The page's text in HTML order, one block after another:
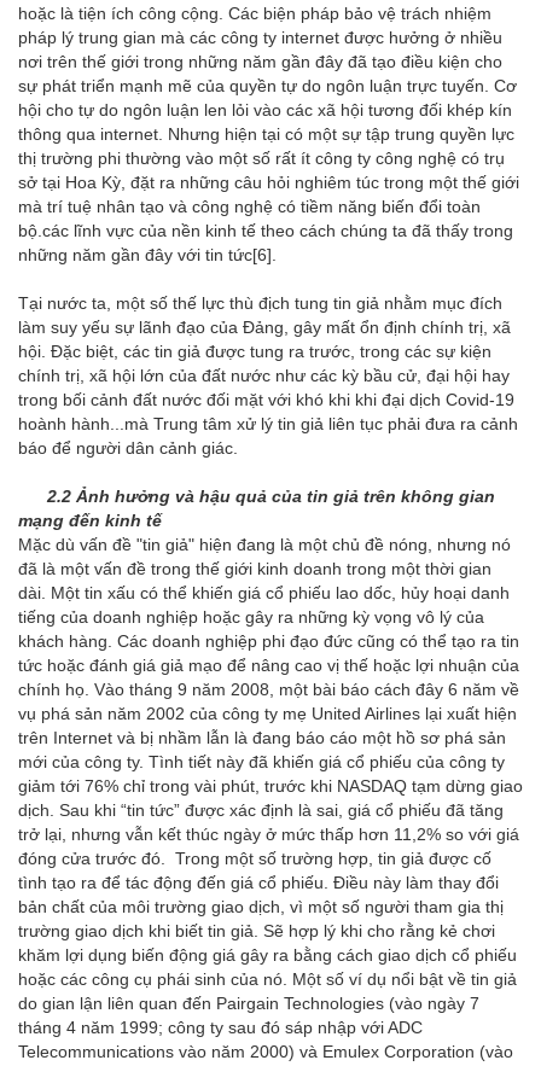
hoặc là tiện ích công cộng. Các biện pháp bảo vệ trách nhiệm
pháp lý trung gian mà các công ty internet được hưởng ở nhiều
nơi trên thế giới trong những năm gần đây đã tạo điều kiện cho
sự phát triển mạnh mẽ của quyền tự do ngôn luận trực tuyến. Cơ
hội cho tự do ngôn luận len lỏi vào các xã hội tương đối khép kín
thông qua internet. Nhưng hiện tại có một sự tập trung quyền lực
thị trường phi thường vào một số rất ít công ty công nghệ có trụ
sở tại Hoa Kỳ, đặt ra những câu hỏi nghiêm túc trong một thế giới
mà trí tuệ nhân tạo và công nghệ có tiềm năng biến đổi toàn
bộ.các lĩnh vực của nền kinh tế theo cách chúng ta đã thấy trong
những năm gần đây với tin tức[6]
Tại nước ta, một số thế lực thù địch tung tin giả nhằm mục đích
làm suy yếu sự lãnh đạo của Đảng, gây mất ổn định chính trị, xã
hội. Đặc biệt, các tin giả được tung ra trước, trong các sự kiện
chính trị, xã hội lớn của đất nước như các kỳ bầu cử, đại hội hay
trong bối cảnh đất nước đối mặt với khó khi khi đại dịch Covid-19
hoành hành...mà Trung tâm xử lý tin giả liên tục phải đưa ra cảnh
báo để người dân cảnh giác.
2.2 Ảnh hưởng và hậu quả của tin giả trên không gian
mạng đến kinh tế
Mặc dù vấn đề "tin giả" hiện đang là một chủ đề nóng, nhưng nó
đã là một vấn đề trong thế giới kinh doanh trong một thời gian
dài. Một tin xấu có thể khiến giá cổ phiếu lao dốc, hủy hoại danh
tiếng của doanh nghiệp hoặc gây ra những kỳ vọng vô lý của
khách hàng. Các doanh nghiệp phi đạo đức cũng có thể tạo ra tin
tức hoặc đánh giá giả mạo để nâng cao vị thế hoặc lợi nhuận của
chính họ. Vào tháng 9 năm 2008, một bài báo cách đây 6 năm về
vụ phá sản năm 2002 của công ty mẹ United Airlines lại xuất hiện
trên Internet và bị nhầm lẫn là đang báo cáo một hồ sơ phá sản
mới của công ty. Tình tiết này đã khiến giá cổ phiếu của công ty
giảm tới 76% chỉ trong vài phút, trước khi NASDAQ tạm dừng giao
dịch. Sau khi “tin tức” được xác định là sai, giá cổ phiếu đã tăng
trở lại, nhưng vẫn kết thúc ngày ở mức thấp hơn 11,2% so với giá
đóng cửa trước đó. Trong một số trường hợp, tin giả được cố
tình tạo ra để tác động đến giá cổ phiếu. Điều này làm thay đổi
bản chất của môi trường giao dịch, vì một số người tham gia thị
trường giao dịch khi biết tin giả. Sẽ hợp lý khi cho rằng kẻ chơi
khăm lợi dụng biến động giá gây ra bằng cách giao dịch cổ phiếu
hoặc các công cụ phái sinh của nó. Một số ví dụ nổi bật về tin giả
do gian lận liên quan đến Pairgain Technologies (vào ngày 7
tháng 4 năm 1999; công ty sau đó sáp nhập với ADC
Telecommunications vào năm 2000) và Emulex Corporation (vào